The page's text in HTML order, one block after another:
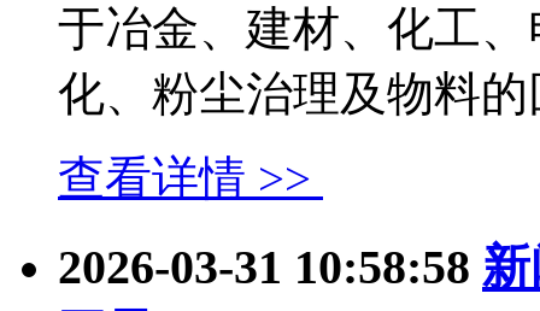
于冶金、建材、化工
化、粉尘治理及物料的
查看详情 >>
2026-03-31 10:58:58